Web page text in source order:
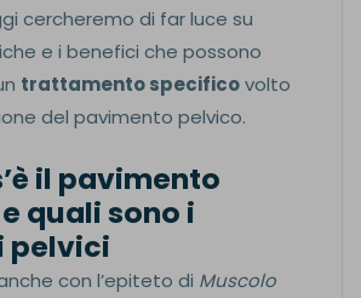
cercheremo di far luce su
e i benefici che possono
trattamento specificovolto
del pavimento pelvico.
il pavimento
quali sono i
pelvici
con l’epiteto di Muscolo